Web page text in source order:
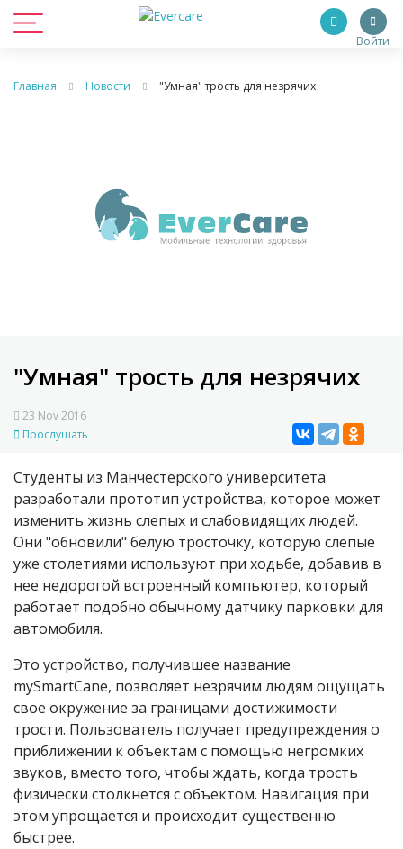
Войти
Главная Новости "Умная" трость для незрячих
"Умная" трость для незрячих
23 Nov 2016
Прослушать
Студенты из Манчестерского университета
разработали прототип устройства, которое может
изменить жизнь слепых и слабовидящих людей.
Они "обновили" белую тросточку, которую слепые
уже столетиями используют при ходьбе, добавив в
нее недорогой встроенный компьютер, который
работает подобно обычному датчику парковки для
автомобиля.
Это устройство, получившее название
mySmartCane, позволяет незрячим людям ощущать
свое окружение за границами достижимости
трости. Пользователь получает предупреждения о
приближении к объектам с помощью негромких
звуков, вместо того, чтобы ждать, когда трость
физически столкнется с объектом. Навигация при
этом упрощается и происходит существенно
быстрее.